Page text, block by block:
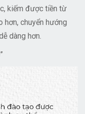
kiếm được tiền từ
hơn, chuyển hướng
dàng hơn.